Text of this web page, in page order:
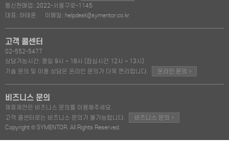
통신판매업: 2022-서울구로-1145
대표: 하태훈
이메일: helpdesk@symentor.co.kr
고객 콜센터
02-552-5477
상담가능시간: 평일 9시 ~ 18시 (점심시간 12시 ~ 13시)
기술 문의 및 이용 상담은 온라인 문의가 더욱 편리합니다.
온라인 문의 >
비즈니스 문의
제휴제안은 비즈니스 문의를 이용해주세요.
고객 콜센터로는 비즈니스 문의가 불가능합니다.
비즈니스 문의 >
Copyright © SYMENTOR. All Rights Reserved.